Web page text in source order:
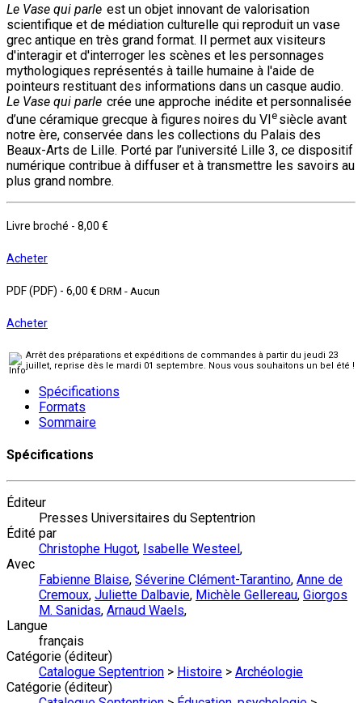
Le Vase qui parle est un objet innovant de valorisation
scientifique et de médiation culturelle qui reproduit un vase
grec antique en très grand format. Il permet aux visiteurs
d'interagir et d'interroger les scènes et les personnages
mythologiques représentés à taille humaine à l'aide de
pointeurs restituant des informations dans un casque audio.
Le Vase qui parle crée une approche inédite et personnalisée
d’une céramique grecque à figures noires du VIe siècle avant
notre ère, conservée dans les collections du Palais des
Beaux-Arts de Lille. Porté par l’université Lille 3, ce dispositif
numérique contribue à diffuser et à transmettre les savoirs au
plus grand nombre.
Livre broché - 8,00 €
Acheter
PDF (PDF) - 6,00 € DRM - Aucun
Acheter
Arrêt des préparations et expéditions de commandes à partir du jeudi 23
juillet, reprise dès le mardi 01 septembre. Nous vous souhaitons un bel été !
Spécifications
Formats
Sommaire
Spécifications
Éditeur
Presses Universitaires du Septentrion
Édité par
Christophe Hugot, Isabelle Westeel,
Avec
Fabienne Blaise, Séverine Clément-Tarantino, Anne de
Cremoux, Juliette Dalbavie, Michèle Gellereau, Giorgos
M. Sanidas, Arnaud Waels,
Langue
français
Catégorie (éditeur)
Catalogue Septentrion > Histoire > Archéologie
Catégorie (éditeur)